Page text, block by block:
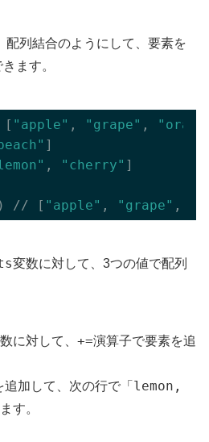
配列結合のようにして、要素を
ます。
[ "apple" , "grape" ,
]
, "cherry" ]
// [ "apple" , "grape" ,
変数に対して、3つの値で配列
に対して、 +=演算子で要素を追
追加して、次の行で「 lemon,
す。